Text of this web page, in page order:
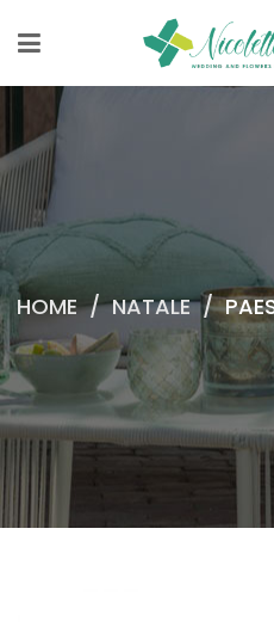
HOME / NATALE /